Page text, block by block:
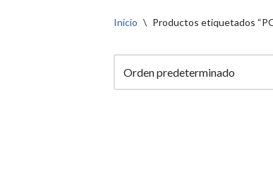
Inicio \ Productos etiquetados